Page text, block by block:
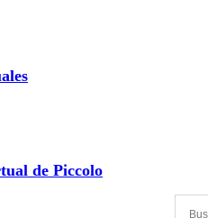
de Piccolo